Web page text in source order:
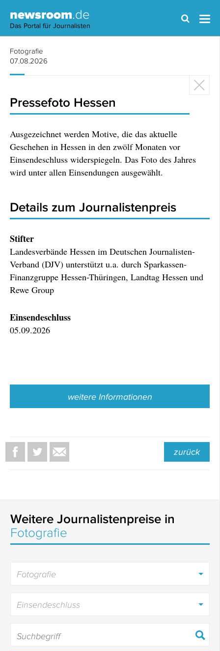
newsroom.de
Das Portal für Journalisten
Fotografie
07.08.2026
Pressefoto Hessen
Ausgezeichnet werden Motive, die das aktuelle
Geschehen in Hessen in den zwölf Monaten vor
Einsendeschluss widerspiegeln. Das Foto des Jahres
wird unter allen Einsendungen ausgewählt.
Details zum Journalistenpreis
Stifter
Landesverbände Hessen im Deutschen Journalisten-
Verband (DJV) unterstützt u.a. durch Sparkassen-
Finanzgruppe Hessen-Thüringen, Landtag Hessen und
Rewe Group
Einsendeschluss
05.09.2026
weitere Informationen
zurück
Weitere Journalistenpreise in
Fotografie
Fotografie
Einsendeschluss